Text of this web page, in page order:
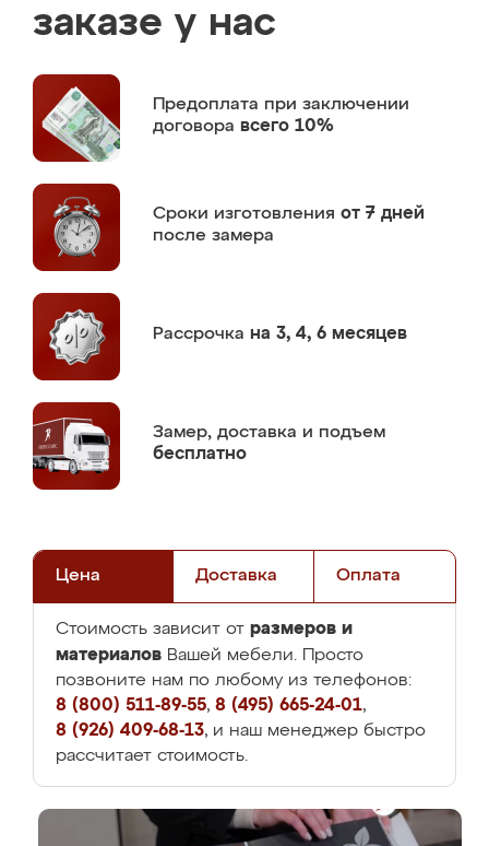
заказе у нас
Предоплата при заключении
договора всего 10%
Сроки изготовления от 7 дней
после замера
Рассрочка на 3, 4, 6 месяцев
Замер, доставка и подъем
бесплатно
Цена Доставка Оплата
Стоимость зависит от размеров и
материалов Вашей мебели. Просто
позвоните нам по любому из телефонов:
8 (800) 511-89-55, 8 (495) 665-24-01,
8 (926) 409-68-13, и наш менеджер быстро
рассчитает стоимость.